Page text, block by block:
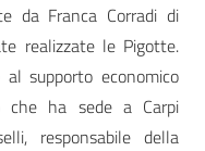
da Franca Corradi di
realizzate le Pigotte.
al supporto economico
che ha sede a Carpi
responsabile della